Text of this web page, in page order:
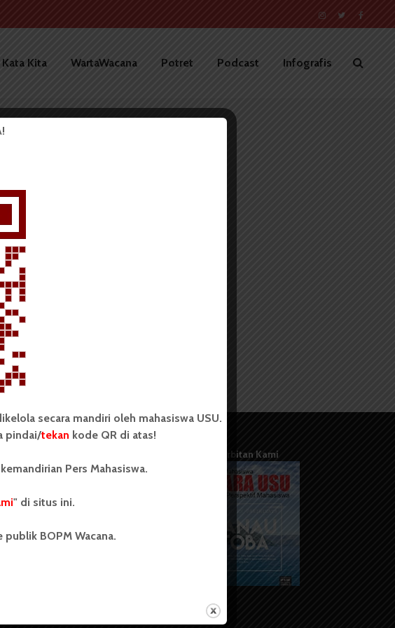
Kata Kita WartaWacana Potret Podcast Infografis
Siber
Terbitan Kami
secara mandiri oleh mahasiswa USU.
pindai/tekan kode QR di atas!
Pers Mahasiswa.
" di situs ini.
BOPM Wacana.